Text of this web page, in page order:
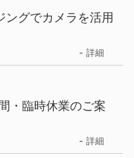
ングでカメラを活用
詳細
・臨時休業のご案
詳細